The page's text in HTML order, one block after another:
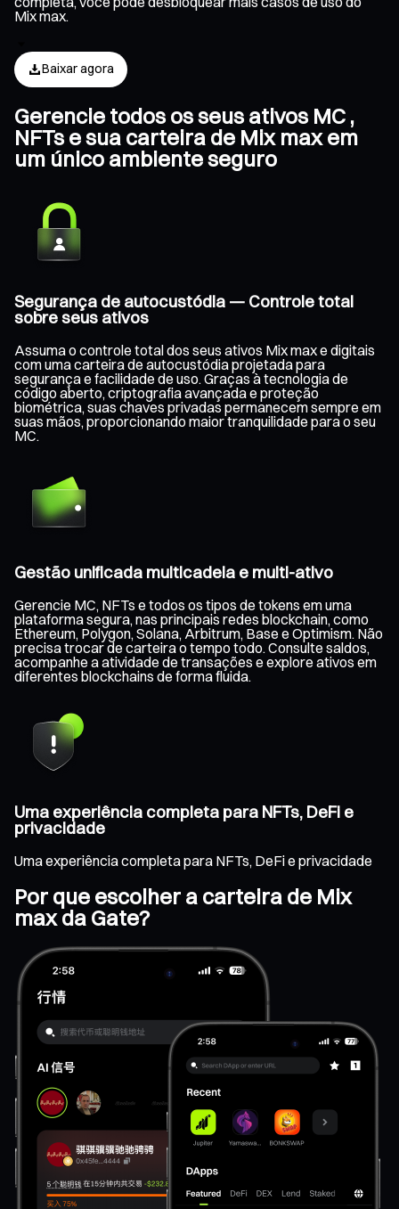
Mix max.
Baixar agora
Gerencie todos os seus ativos MC ,
NFTs e sua carteira de Mix max em
um único ambiente seguro
Segurança de autocustódia — Controle total
sobre seus ativos
Assuma o controle total dos seus ativos Mix max e digitais
com uma carteira de autocustódia projetada para
segurança e facilidade de uso. Graças à tecnologia de
código aberto, criptografia avançada e proteção
biométrica, suas chaves privadas permanecem sempre em
suas mãos, proporcionando maior tranquilidade para o seu
MC.
Gestão unificada multicadeia e multi-ativo
Gerencie MC, NFTs e todos os tipos de tokens em uma
plataforma segura, nas principais redes blockchain, como
Ethereum, Polygon, Solana, Arbitrum, Base e Optimism. Não
precisa trocar de carteira o tempo todo. Consulte saldos,
acompanhe a atividade de transações e explore ativos em
diferentes blockchains de forma fluida.
Uma experiência completa para NFTs, DeFi e
privacidade
Uma experiência completa para NFTs, DeFi e privacidade
Por que escolher a carteira de Mix
max da Gate?